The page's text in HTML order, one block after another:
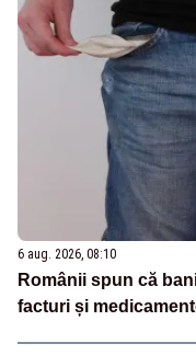
6 aug. 2026, 08:10
Românii spun că
facturi și